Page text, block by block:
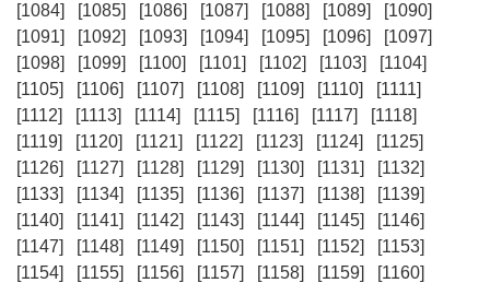
[1084]
[1085] [1086] [1087] [1088] [1089]
[1090]
[1091]
[1092] [1093] [1094] [1095] [1096]
[1097]
[1098]
[1099] [1100] [1101] [1102] [1103]
[1104]
[1105]
[1106] [1107] [1108] [1109] [1110]
[1111]
[1112]
[1113] [1114] [1115] [1116] [1117]
[1118]
[1119]
[1120] [1121] [1122] [1123] [1124]
[1125]
[1126]
[1127] [1128] [1129] [1130] [1131]
[1132]
[1133]
[1134] [1135] [1136] [1137] [1138]
[1139]
[1140]
[1141] [1142] [1143] [1144] [1145]
[1146]
[1147]
[1148] [1149] [1150] [1151] [1152]
[1153]
[1154]
[1155] [1156] [1157] [1158] [1159]
[1160]